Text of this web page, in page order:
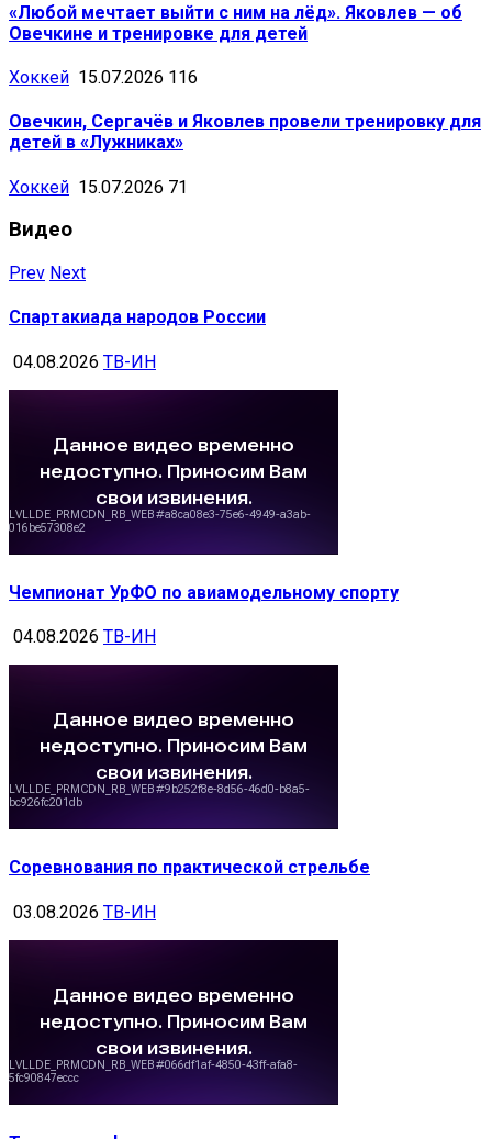
«Любой мечтает выйти с ним на лёд». Яковлев — об
Овечкине и тренировке для детей
Хоккей 15.07.2026 116
Овечкин, Сергачёв и Яковлев провели тренировку для
детей в «Лужниках»
Хоккей 15.07.2026 71
Видео
Prev Next
Спартакиада народов России
04.08.2026 ТВ-ИН
Чемпионат УрФО по авиамодельному спорту
04.08.2026 ТВ-ИН
Соревнования по практической стрельбе
03.08.2026 ТВ-ИН